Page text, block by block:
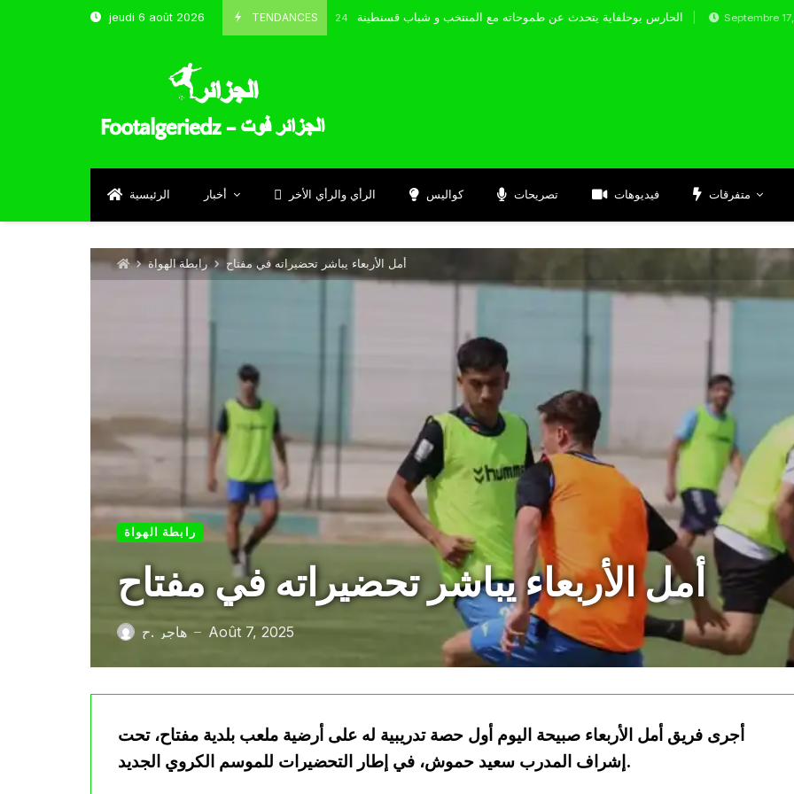
jeudi 6 août 2026 TENDANCES
Octobre 8, 2024 الحارس بوحلفاية يتحدث عن طموحاته مع المنتخب و شباب قسنطينة Septembre 17, 2024
الرئيسية أخبار الرأي والرأي الأخر كواليس تصريحات فيديوهات متفرقات
رابطة الهواة أمل الأربعاء يباشر تحضيراته في مفتاح
رابطة الهواة
أمل الأربعاء يباشر تحضيراته في مفتاح
هاجر .ح — Août 7, 2025
أجرى فريق أمل الأربعاء صبيحة اليوم أول حصة تدريبية له على أرضية ملعب بلدية مفتاح، تحت
إشراف المدرب سعيد حموش، في إطار التحضيرات للموسم الكروي الجديد.